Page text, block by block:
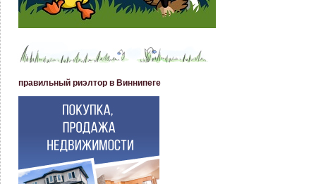
правильный риэлтор в Виннипеге